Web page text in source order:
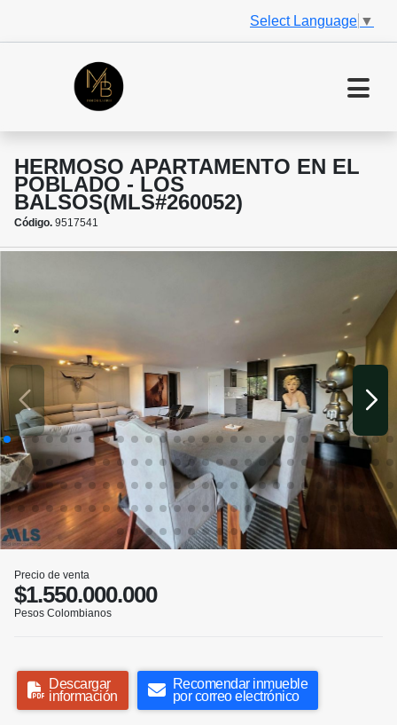
Select Language ▼
HERMOSO APARTAMENTO EN EL
POBLADO - LOS
BALSOS(MLS#260052)
Código. 9517541
Precio de venta
$1.550.000.000
Pesos Colombianos
Descargar
información
Recomendar inmueble
por correo electrónico